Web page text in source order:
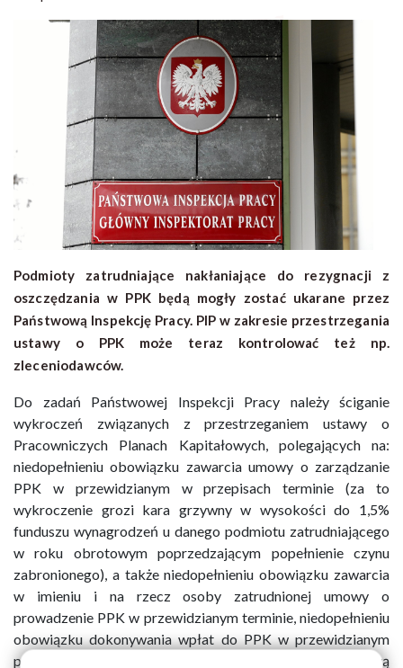
Podmioty zatrudniające nakłaniające do rezygnacji z
oszczędzania w PPK będą mogły zostać ukarane przez
Państwową Inspekcję Pracy. PIP w zakresie przestrzegania
ustawy o PPK może teraz kontrolować też np.
zleceniodawców.
Do zadań Państwowej Inspekcji Pracy należy ściganie
wykroczeń związanych z przestrzeganiem ustawy o
Pracowniczych Planach Kapitałowych, polegających na:
niedopełnieniu obowiązku zawarcia umowy o zarządzanie
PPK w przewidzianym w przepisach terminie (za to
wykroczenie grozi kara grzywny w wysokości do 1,5%
funduszu wynagrodzeń u danego podmiotu zatrudniającego
w roku obrotowym poprzedzającym popełnienie czynu
zabronionego), a także niedopełnieniu obowiązku zawarcia
w imieniu i na rzecz osoby zatrudnionej umowy o
prowadzenie PPK w przewidzianym terminie, niedopełnieniu
obowiązku dokonywania wpłat do PPK w przewidzianym
przepisami terminie, niezgłoszeniu wymaganych ustawą